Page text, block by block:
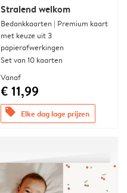
Stralend welkom
Bedankkaarten | Premium kaart
met keuze uit 3
papierafwerkingen
Set van 10 kaarten
Vanaf
€ 11,99
offers Elke dag lage prijzen